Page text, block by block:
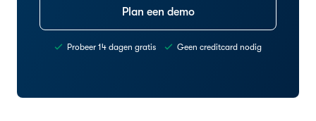
Plan een demo
Probeer 14 dagen gratis Geen creditcard nodig